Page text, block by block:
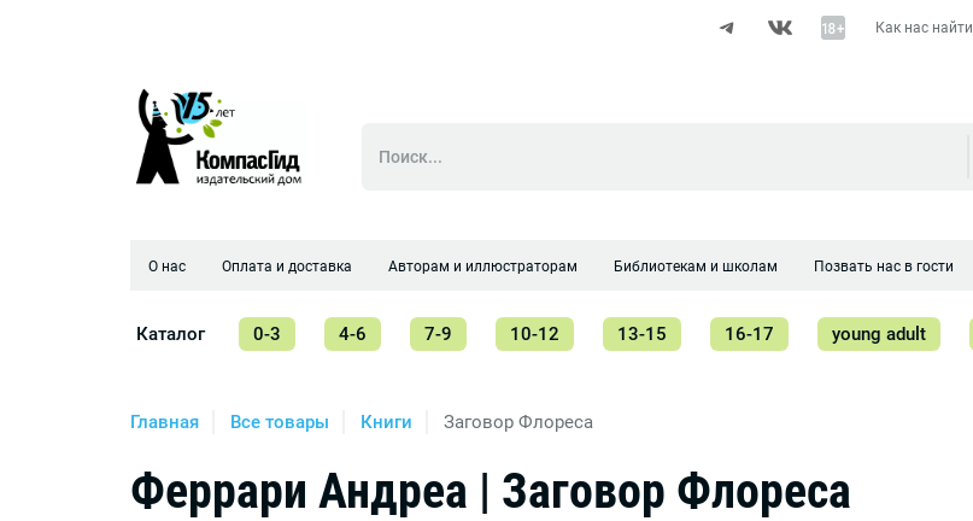
Главная Все товары Книги Заговор Флореса
Феррари Андреа | Заговор Флореса
Как нас найти
О нас Оплата и доставка Авторам и иллюстраторам Библиотекам и школам Позвать нас в гости
Каталог 0-3 4-6 7-9 10-12 13-15 16-17 young adult